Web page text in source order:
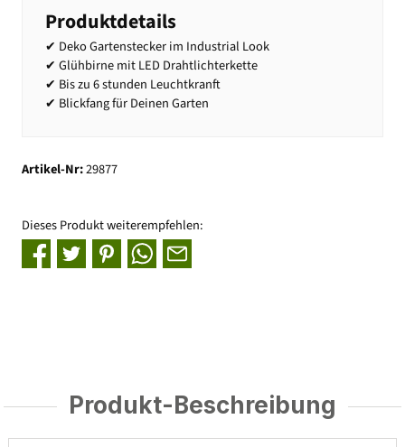
Produktdetails
✔ Deko Gartenstecker im Industrial Look
✔ Glühbirne mit LED Drahtlichterkette
✔ Bis zu 6 stunden Leuchtkranft
✔ Blickfang für Deinen Garten
Artikel-Nr:29877
Dieses Produkt weiterempfehlen:
Produkt-Beschreibung